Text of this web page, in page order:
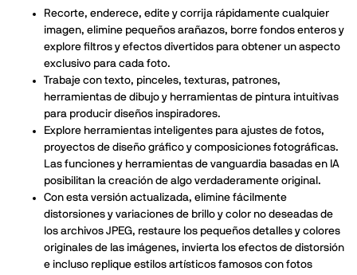
Recorte, enderece, edite y corrija rápidamente cualquier
imagen, elimine pequeños arañazos, borre fondos enteros y
explore filtros y efectos divertidos para obtener un aspecto
exclusivo para cada foto.
Trabaje con texto, pinceles, texturas, patrones,
herramientas de dibujo y herramientas de pintura intuitivas
para producir diseños inspiradores.
Explore herramientas inteligentes para ajustes de fotos,
proyectos de diseño gráfico y composiciones fotográficas.
Las funciones y herramientas de vanguardia basadas en IA
posibilitan la creación de algo verdaderamente original.
Con esta versión actualizada, elimine fácilmente
distorsiones y variaciones de brillo y color no deseadas de
los archivos JPEG, restaure los pequeños detalles y colores
originales de las imágenes, invierta los efectos de distorsión
e incluso replique estilos artísticos famosos con fotos